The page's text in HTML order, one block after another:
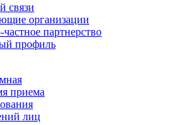
связи
организации
партнерство
профиль
приема
лиц